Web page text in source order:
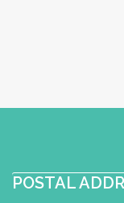
POSTAL